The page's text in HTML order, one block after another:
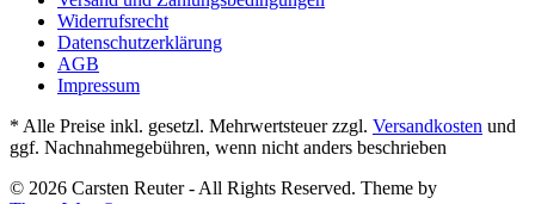
Widerrufsrecht
Datenschutzerklärung
AGB
Impressum
* Alle Preise inkl. gesetzl. Mehrwertsteuer zzgl. Versandkosten und
ggf. Nachnahmegebühren, wenn nicht anders beschrieben
© 2026 Carsten Reuter - All Rights Reserved. Theme by